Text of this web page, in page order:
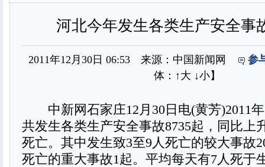
河北今年发生各类生产安全事
2011年12月30日 06:53 来源：中国新闻网
参
体： ↑大 ↓小】
中新网石家庄12月30日电(黄芳)2011
共发生各类生产安全事故8735起，同比上
死亡。其中发生致3至9人死亡的较大事故
死亡的重大事故1起。平均每天有7人死于